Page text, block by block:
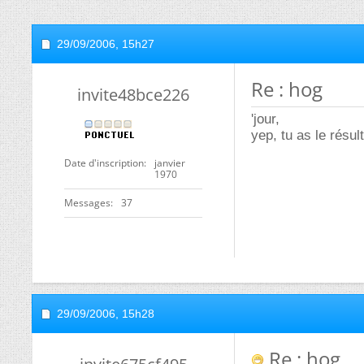
29/09/2006, 15h27
invite48bce226
Date d'inscription
janvier
1970
Messages 37
Re : hog
'jour,
yep, tu as le
29/09/2006, 15h28